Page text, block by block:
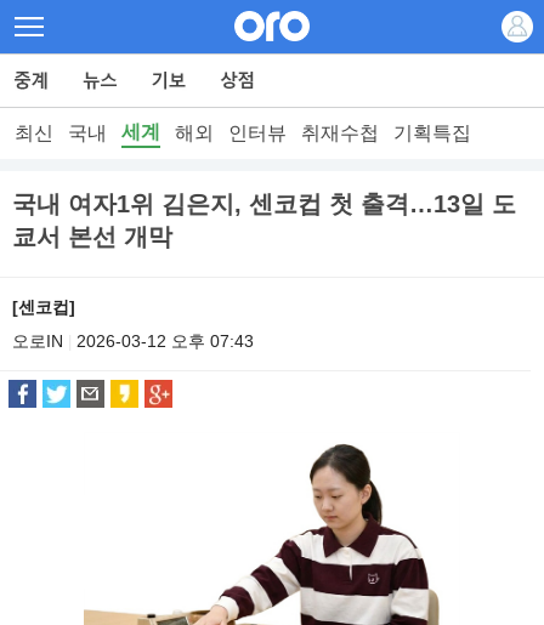
최신 국내 세계 해외 인터뷰 취재수첩 기획특집
국내 여자1위 김은지, 센코컵 첫 출격…13일 도
쿄서 본선 개막
[센코컵]
오로IN
2026-03-12 오후 07:43